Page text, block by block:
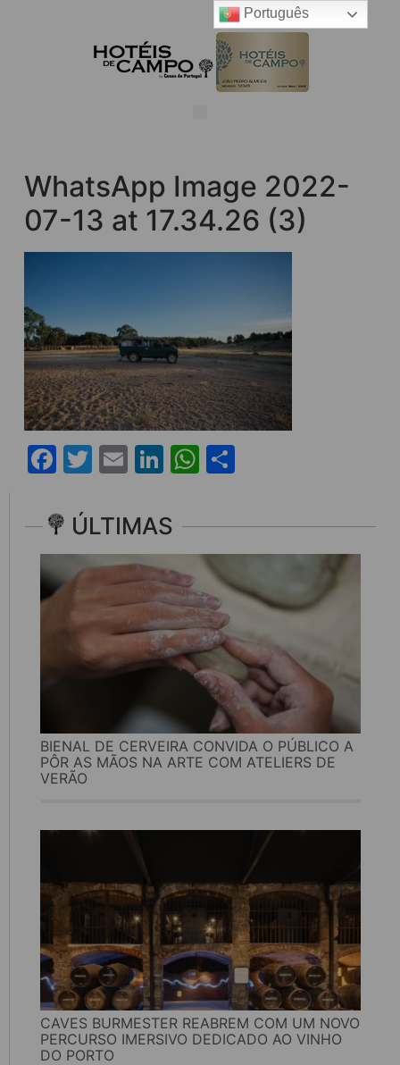
WhatsApp Image 2022-
07-13 at 17.34.26 (3)
Facebook
Twitter
EmailLinkedIn
WhatsApp
ÚLTIMAS
BIENAL DE CERVEIRA CONVIDA O PÚBLICO A
PÔR AS MÃOS NA ARTE COM ATELIERS DE
VERÃO
CAVES BURMESTER REABREM COM UM NOVO
PERCURSO IMERSIVO DEDICADO AO VINHO
DO PORTO
Português